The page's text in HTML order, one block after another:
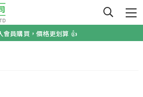
兒無添加副食品首選 🌟
會員購買，價格更划算 👍